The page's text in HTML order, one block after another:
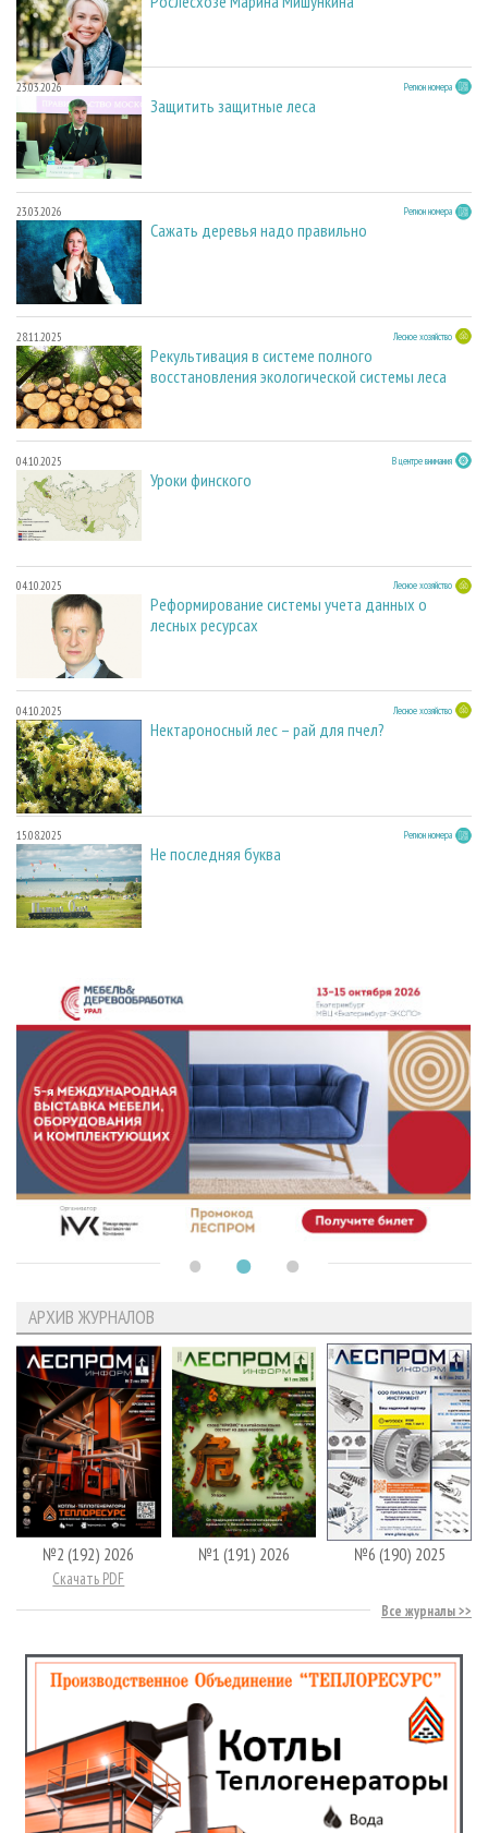
23.03.2026 Регион номера
Защитить защитные леса
23.03.2026 Регион номера
Сажать деревья надо правильно
28.11.2025 Лесное хозяйство
Рекультивация в системе полного
восстановления экологической системы леса
04.10.2025 В центре внимания
Уроки финского
04.10.2025 Лесное хозяйство
Реформирование системы учета данных о
лесных ресурсах
04.10.2025 Лесное хозяйство
Нектароносный лес – рай для пчел?
15.08.2025 Регион номера
Не последняя буква
АРХИВ ЖУРНАЛОВ
№2 (192) 2026
Скачать PDF
№1 (191) 2026 №6 (190) 2025
Все журналы